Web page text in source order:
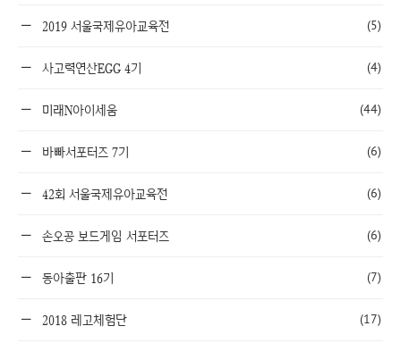
2019 서울국제유아교육전 (5)
사고력연산EGG 4기 (4)
미래N아이세움 (44)
바빠서포터즈 7기 (6)
42회 서울국제유아교육전 (6)
손오공 보드게임 서포터즈 (6)
동아출판 16기 (7)
2018 레고체험단 (17)